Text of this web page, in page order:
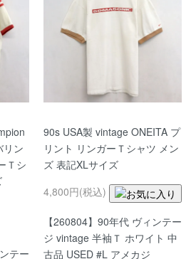
リン
Ｔシ
テー
90s USA製 vintage ONEITA プ
リント リンガーＴシャツ メン
ズ 表記XLサイズ
4,800円(税込)
【260804】90年代 ヴィンテー
ジ vintage 半袖Ｔ ホワイト 中
古品 USED #L アメカジ